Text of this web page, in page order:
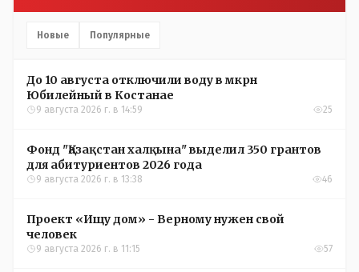
Новые Популярные
До 10 августа отключили воду в мкрн
Юбилейный в Костанае
9 августа 2026 г. в 14:59 25
Фонд "Қазақстан халқына" выделил 350 грантов
для абитуриентов 2026 года
9 августа 2026 г. в 13:38 46
Проект «Ищу дом» - Верному нужен свой
человек
9 августа 2026 г. в 11:15 57